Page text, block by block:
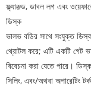
ফ্ল্যাঞ্জড, ডাবল লগ এবং
ডিস্ক
ভালভ বডির সাথে সংযুক্ত
থ্রোটল করে; এটি একটি গেট
বিবেচনা করা যেতে পারে।
সিলিং, এবং/অথবা অপারেটিং